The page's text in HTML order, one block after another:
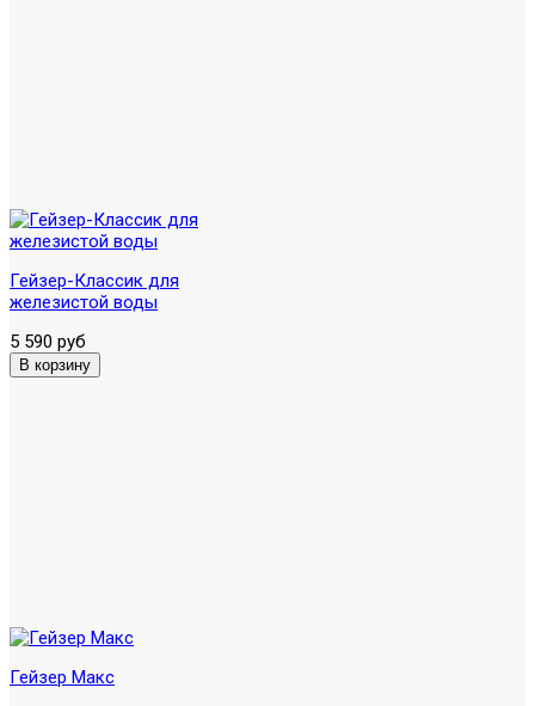
Гейзер-Классик для
железистой воды
5 590 руб
Гейзер Макс